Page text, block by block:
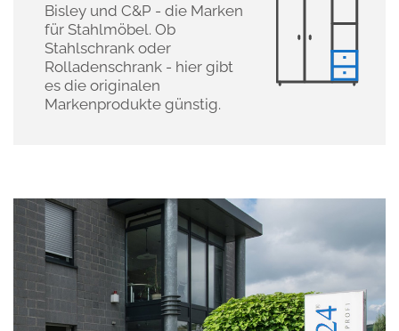
Bisley und C&P - die Marken
für Stahlmöbel. Ob
Stahlschrank oder
Rolladenschrank - hier gibt
es die originalen
Markenprodukte günstig.